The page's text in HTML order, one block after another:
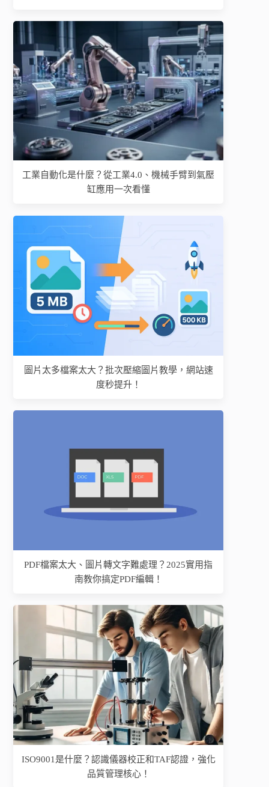
工業自動化是什麼？從工業4.0、機械手臂到氣壓
缸應用一次看懂
圖片太多檔案太大？批次壓縮圖片教學，網站速
度秒提升！
PDF檔案太大、圖片轉文字難處理？2025實用指
南教你搞定PDF編輯！
ISO9001是什麼？認識儀器校正和TAF認證，強化
品質管理核心！